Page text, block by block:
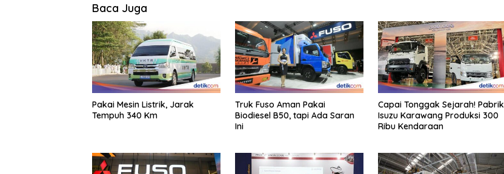
Baca Juga
Pakai Mesin Listrik, Jarak
Tempuh 340 Km
Truk Fuso Aman Pakai
Biodiesel B50, tapi Ada Saran
Ini
Capai Tonggak Sejarah! Pabrik
Isuzu Karawang Produksi 300
Ribu Kendaraan